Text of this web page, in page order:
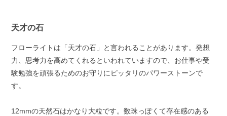
天才の石
フローライトは「天才の石」と言われることがあります。発想
力、思考力を高めてくれるといわれていますので、お仕事や受
験勉強を頑張るためのお守りにピッタリのパワーストーンで
す。
12mmの天然石はかなり大粒です。数珠っぽくて存在感のある